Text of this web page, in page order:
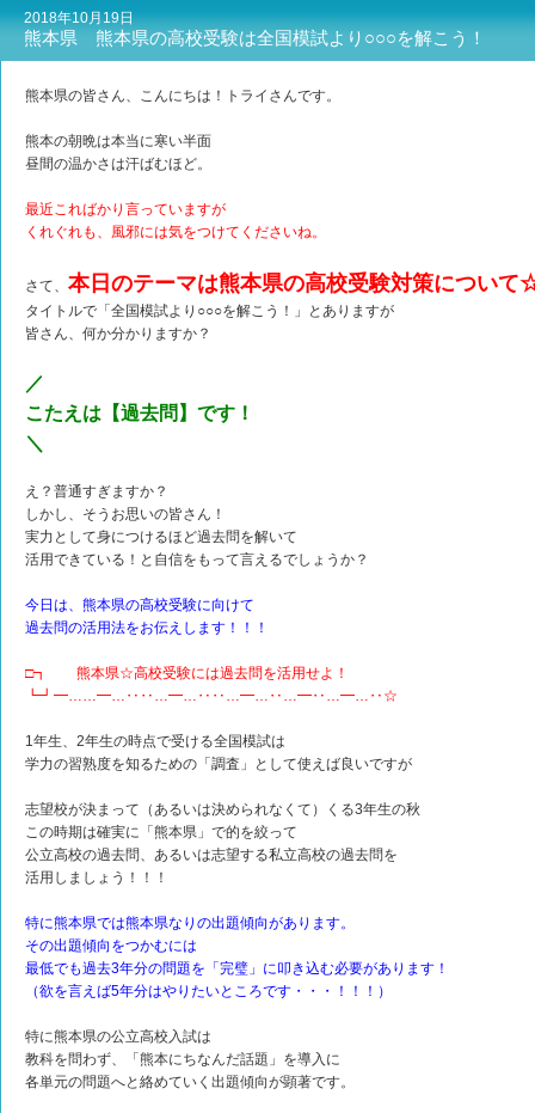
2018年10月19日
熊本県 熊本県の高校受験は全国模試より○○○を解こう！
熊本県の皆さん、こんにちは！トライさんです。
熊本の朝晩は本当に寒い半面
昼間の温かさは汗ばむほど。
最近こればかり言っていますが
くれぐれも、風邪には気をつけてくださいね。
さて、 本日のテーマは熊本県の高校受験対策について
タイトルで「全国模試より○○○を解こう！」とありますが
皆さん、何か分かりますか？
／
こたえは【過去問】です！
＼
え？普通すぎますか？
しかし、そうお思いの皆さん！
実力として身につけるほど過去問を解いて
活用できている！と自信をもって言えるでしょうか？
今日は、熊本県の高校受験に向けて
過去問の活用法をお伝えします！！！
□┓ 熊本県☆高校受験には過去問を活用せよ！
┗┛━……━…‥‥…━…‥‥…━…‥…━‥…━…‥☆
1年生、2年生の時点で受ける全国模試は
学力の習熟度を知るための「調査」として使えば良いですが
志望校が決まって（あるいは決められなくて）くる3年生の秋
この時期は確実に「熊本県」で的を絞って
公立高校の過去問、あるいは志望する私立高校の過去問を
活用しましょう！！！
特に熊本県では熊本県なりの出題傾向があります。
その出題傾向をつかむには
最低でも過去3年分の問題を「完璧」に叩き込む必要があります！
（欲を言えば5年分はやりたいところです・・・！！！）
特に熊本県の公立高校入試は
教科を問わず、「熊本にちなんだ話題」を導入に
各単元の問題へと絡めていく出題傾向が顕著です。